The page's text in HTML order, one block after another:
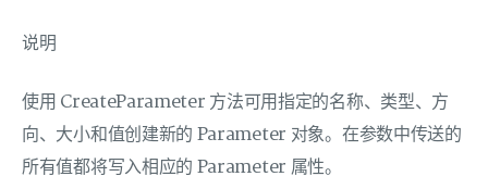
说明
使用 CreateParameter 方法可用指定的名称、类型、方
向、大小和值创建新的 Parameter 对象。在参数中传送的
所有值都将写入相应的 Parameter 属性。